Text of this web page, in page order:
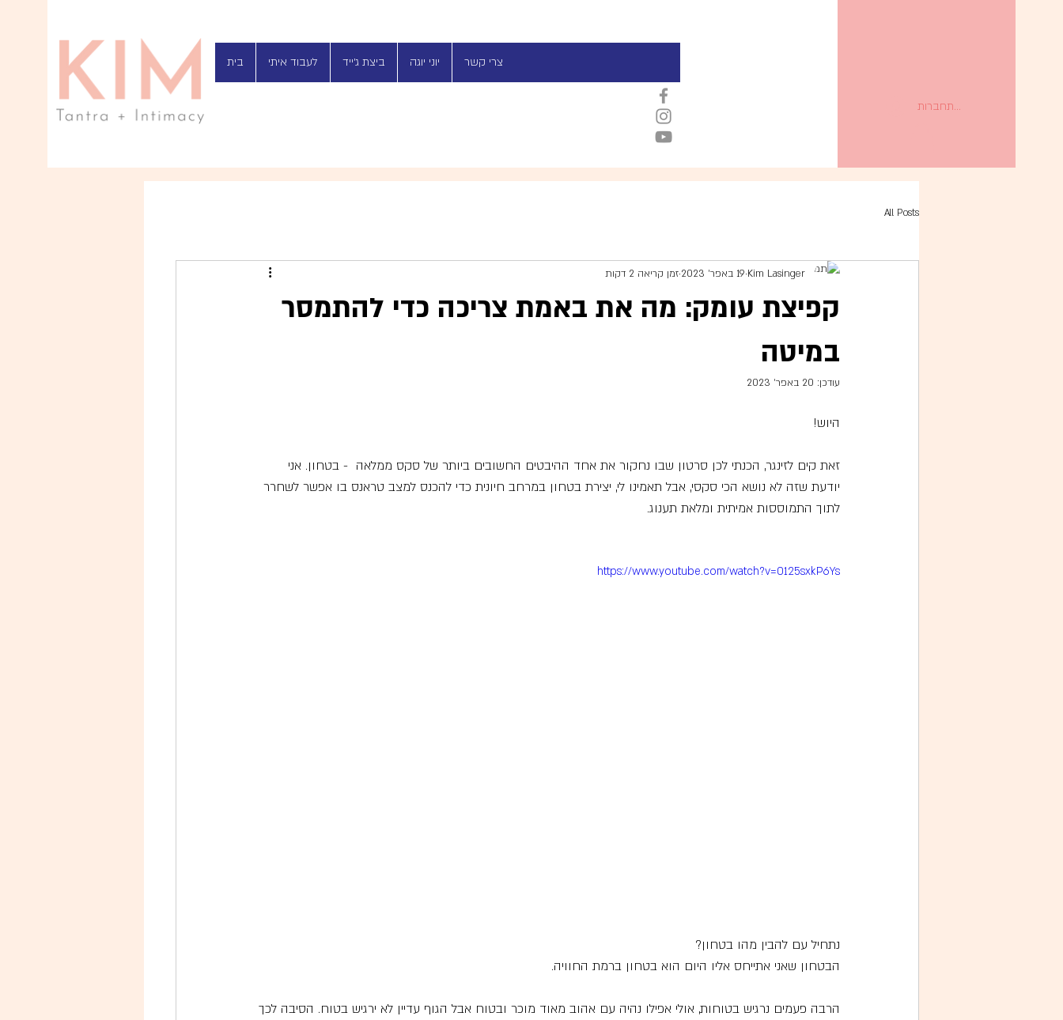
בית לעבוד איתי ביצת ג׳ייד יוני יוגה צרי קשר
להתחברות
All Posts
קפיצת עומק: מה את באמת צריכה כדי להתמסר
במיטה
Kim Lasinger 19 באפר׳ 2023 זמן קריאה 2 דקות
עודכן: 20 באפר׳ 2023
היוש!
זאת קים לזינגר, הכנתי לכן סרטון שבו נחקור את אחד ההיבטים החשובים ביותר של סקס ממלאה  - בטחון. אני
יודעת שזה לא נושא הכי סקסי, אבל תאמינו לי, יצירת בטחון במרחב חיונית כדי להכנס למצב טראנס בו אפשר לשחרר
לתוך התמוססות אמיתית ומלאת תענוג.
https://www.youtube.com/watch?v=0125sxkP6Ys
נתחיל עם להבין מהו בטחון?
הבטחון שאני אתייחס אליו היום הוא בטחון ברמת החוויה.
הרבה פעמים נרגיש בטוחות, אולי אפילו נהיה עם אהוב מאוד מוכר ובטוח אבל הגוף עדיין לא ירגיש בטוח. הסיבה לכך